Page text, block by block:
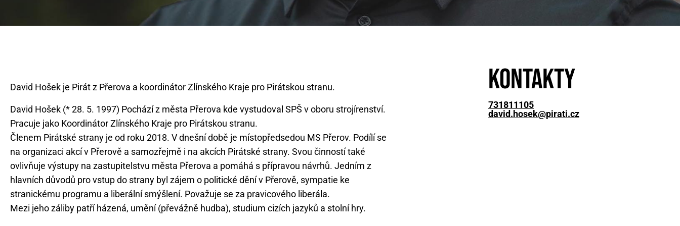
David Hošek (* 28. 5. 1997) Pochází z města Přerova kde vystudoval SPŠ v oboru strojírenství.
Pracuje jako Koordinátor Zlínského Kraje pro Pirátskou stranu.
Členem Pirátské strany je od roku 2018. V dnešní době je místopředsedou MS Přerov. Podílí se
na organizaci akcí v Přerově a samozřejmě i na akcích Pirátské strany. Svou činností také
ovlivňuje výstupy na zastupitelstvu města Přerova a pomáhá s přípravou návrhů. Jedním z
hlavních důvodů pro vstup do strany byl zájem o politické dění v Přerově, sympatie ke
stranickému programu a liberální smýšlení. Považuje se za pravicového liberála.
Mezi jeho záliby patří házená, umění (převážně hudba), studium cizích jazyků a stolní hry.
Kontakty
731811105
david.hosek@pirati.cz